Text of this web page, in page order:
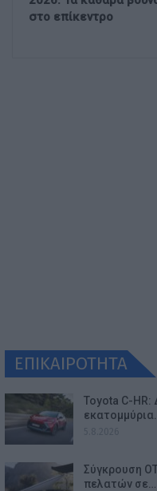
στο επίκεντρο
ΕΠΙΚΑΙΡΟΤΗΤΑ
Toyota C-HR:
εκατομμύρια…
Σύγκρουση
πελατών σε…